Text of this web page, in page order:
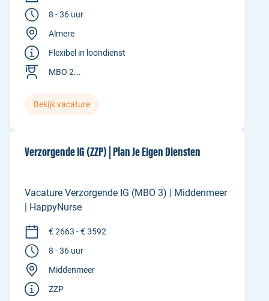
8 - 36 uur
Almere
Flexibel in loondienst
MBO 2...
Bekijk vacature
Verzorgende IG (ZZP) | Plan Je Eigen Diensten
Vacature Verzorgende IG (MBO 3) | Middenmeer
| HappyNurse
€ 2663 - € 3592
8 - 36 uur
Middenmeer
ZZP